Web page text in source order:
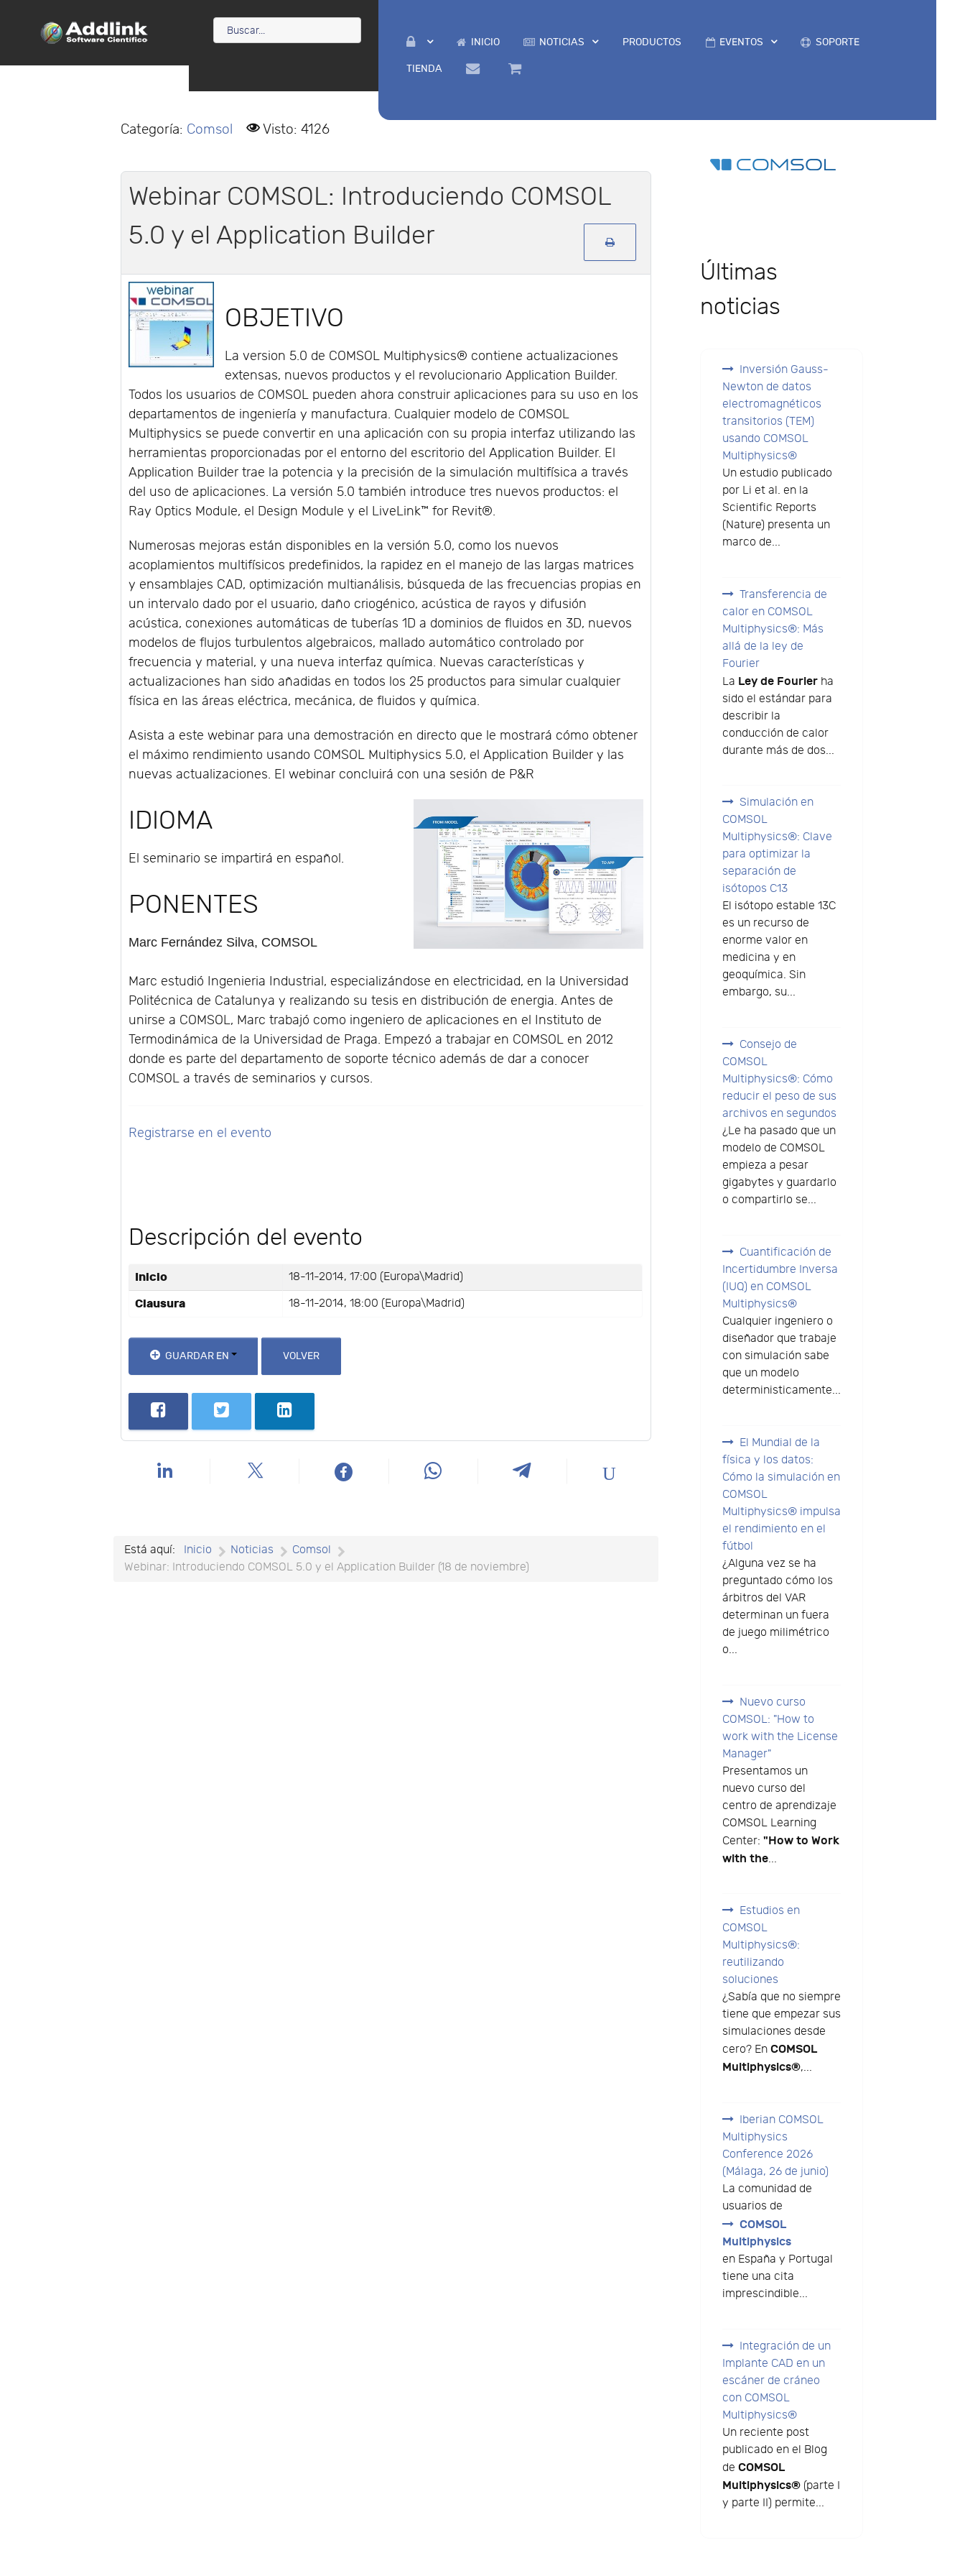
INICIO NOTICIAS PRODUCTOS EVENTOS SOPORTE
TIENDA
Categoría: Comsol Visto: 4126
Webinar COMSOL: Introduciendo COMSOL
5.0 y el Application Builder
OBJETIVO
La version 5.0 de COMSOL Multiphysics® contiene actualizaciones
extensas, nuevos productos y el revolucionario Application Builder.
Todos los usuarios de COMSOL pueden ahora construir aplicaciones para su uso en los
departamentos de ingeniería y manufactura. Cualquier modelo de COMSOL
Multiphysics se puede convertir en una aplicación con su propia interfaz utilizando las
herramientas proporcionadas por el entorno del escritorio del Application Builder. El
Application Builder trae la potencia y la precisión de la simulación multifísica a través
del uso de aplicaciones. La versión 5.0 también introduce tres nuevos productos: el
Ray Optics Module, el Design Module y el LiveLink™ for Revit®.
Numerosas mejoras están disponibles en la versión 5.0, como los nuevos
acoplamientos multifísicos predefinidos, la rapidez en el manejo de las largas matrices
y ensamblajes CAD, optimización multianálisis, búsqueda de las frecuencias propias en
un intervalo dado por el usuario, daño criogénico, acústica de rayos y difusión
acústica, conexiones automáticas de tuberías 1D a dominios de fluidos en 3D, nuevos
modelos de flujos turbulentos algebraicos, mallado automático controlado por
frecuencia y material, y una nueva interfaz química. Nuevas características y
actualizaciones han sido añadidas en todos los 25 productos para simular cualquier
física en las áreas eléctrica, mecánica, de fluidos y química.
Asista a este webinar para una demostración en directo que le mostrará cómo obtener
el máximo rendimiento usando COMSOL Multiphysics 5.0, el Application Builder y las
nuevas actualizaciones. El webinar concluirá con una sesión de P&R
IDIOMA
El seminario se impartirá en español.
PONENTES
Marc Fernández Silva, COMSOL
Marc estudió Ingenieria Industrial, especializándose en electricidad, en la Universidad
Politécnica de Catalunya y realizando su tesis en distribución de energia. Antes de
unirse a COMSOL, Marc trabajó como ingeniero de aplicaciones en el Instituto de
Termodinámica de la Universidad de Praga. Empezó a trabajar en COMSOL en 2012
donde es parte del departamento de soporte técnico además de dar a conocer
COMSOL a través de seminarios y cursos.
Registrarse en el evento
Descripción del evento
Inicio 18-11-2014, 17:00 (Europa\Madrid)
Clausura 18-11-2014, 18:00 (Europa\Madrid)
GUARDAR EN VOLVER
Está aquí: Inicio Noticias
Comsol
Webinar: Introduciendo COMSOL 5.0 y el Application Builder (18 de noviembre)
Últimas
noticias
Inversión Gauss-
Newton de datos
electromagnéticos
transitorios (TEM)
usando COMSOL
Multiphysics®
Un estudio publicado
por Li et al. en la
Scientific Reports
(Nature) presenta un
marco de...
Transferencia de
calor en COMSOL
Multiphysics®: Más
allá de la ley de
Fourier
La Ley de Fourierha
sido el estándar para
describir la
conducción de calor
durante más de dos...
Simulación en
COMSOL
Multiphysics®: Clave
para optimizar la
separación de
isótopos C13
El isótopo estable 13C
es un recurso de
enorme valor en
medicina y en
geoquímica. Sin
embargo, su...
Consejo de
COMSOL
Multiphysics®: Cómo
reducir el peso de sus
archivos en segundos
¿Le ha pasado que un
modelo de COMSOL
empieza a pesar
gigabytes y guardarlo
o compartirlo se...
Cuantificación de
Incertidumbre Inversa
(IUQ) en COMSOL
Multiphysics®
Cualquier ingeniero o
diseñador que trabaje
con simulación sabe
que un modelo
deterministicamente...
El Mundial de la
física y los datos:
Cómo la simulación en
COMSOL
Multiphysics® impulsa
el rendimiento en el
fútbol
¿Alguna vez se ha
preguntado cómo los
árbitros del VAR
determinan un fuera
de juego milimétrico
o...
Nuevo curso
COMSOL: "How to
work with the License
Manager"
Presentamos un
nuevo curso del
centro de aprendizaje
COMSOL Learning
Center: "How to Work
with the...
Estudios en
COMSOL
Multiphysics®:
reutilizando
soluciones
¿Sabía que no siempre
tiene que empezar sus
simulaciones desde
cero? EnCOMSOL
Multiphysics®,...
Iberian COMSOL
Multiphysics
Conference 2026
(Málaga, 26 de junio)
La comunidad de
usuarios de
COMSOL
Multiphysics
en España y Portugal
tiene una cita
imprescindible...
Integración de un
Implante CAD en un
escáner de cráneo
con COMSOL
Multiphysics®
Un reciente post
publicado en el Blog
de COMSOL
Multiphysics®(parte I
y parte II) permite...